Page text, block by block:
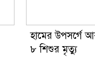
হামের উপসর্গে
৮ শিশুর মৃত্যু